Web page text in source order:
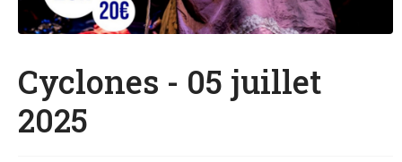
Cyclones - 05 juillet
2025